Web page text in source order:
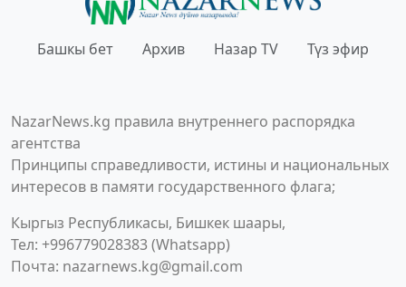
Башкы бет Архив Назар TV Түз эфир
NazarNews.kg правила внутреннего распорядка
агентства
Принципы справедливости, истины и национальных
интересов в памяти государственного флага;
Кыргыз Республикасы, Бишкек шаары,
Тел: +996779028383 (Whatsapp)
Почта: nazarnews.kg@gmail.com